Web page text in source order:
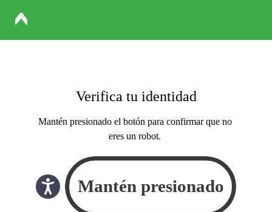
Verifica tu identidad
Mantén presionado el botón para confirmar que no
eres un robot.